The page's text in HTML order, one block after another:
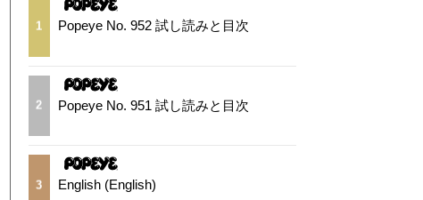
1 Popeye No. 952 試し読みと目次
2 Popeye No. 951 試し読みと目次
3 English (English)